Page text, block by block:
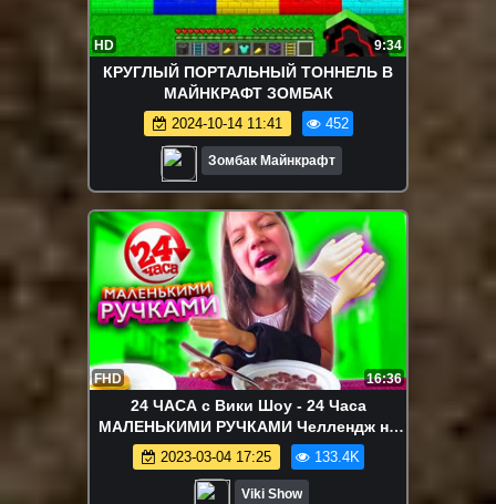
HD 9:34
КРУГЛЫЙ ПОРТАЛЬНЫЙ ТОННЕЛЬ В
МАЙНКРАФТ ЗОМБАК
2024-10-14 11:41 452
Зомбак Майнкрафт
FHD 16:36
24 ЧАСА с Вики Шоу - 24 Часа
МАЛЕНЬКИМИ РУЧКАМИ Челлендж на
Каникулах Прохожие в Шоке / Вики
Шоу
2023-03-04 17:25 133.4K
Viki Show